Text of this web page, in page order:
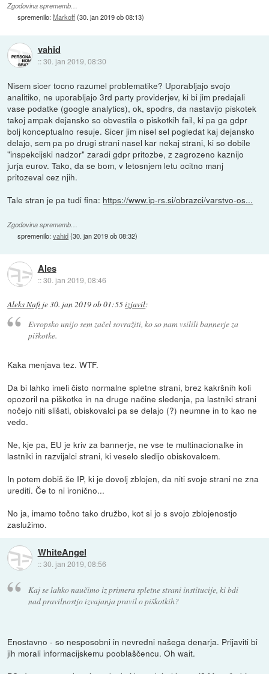
Zgodovina sprememb…
spremenilo:Markoff(30. jan 2019 ob 08:13)
vahid
::30. jan 2019, 08:30
Nisem sicer tocno razumel problematike? Uporabljajo svojo
analitiko, ne uporabljajo 3rd party providerjev, ki bi jim predajali
vase podatke (google analytics), ok, spodrs, da nastavijo piskotek
takoj ampak dejansko so obvestila o piskotkih fail, ki pa ga gdpr
bolj konceptualno resuje. Sicer jim nisel sel pogledat kaj dejansko
delajo, sem pa po drugi strani nasel kar nekaj strani, ki so dobile
"inspekcijski nadzor" zaradi gdpr pritozbe, z zagrozeno kaznijo
jurja eurov. Tako, da se bom, v letosnjem letu ocitno manj
pritozeval cez njih.
Tale stran je pa tudi fina: https://www.ip-rs.si/obrazci/varstvo-os...
Zgodovina sprememb…
spremenilo:vahid(30. jan 2019 ob 08:32)
Ales
::30. jan 2019, 08:46
Aleks Nafi je30. jan 2019 ob 01:55izjavil:
Evropsko unijo sem začel sovražiti, ko so nam vsilili bannerje za
piškotke.
Kaka menjava tez. WTF.
Da bi lahko imeli čisto normalne spletne strani, brez kakršnih koli
opozoril na piškotke in na druge načine sledenja, pa lastniki strani
nočejo niti slišati, obiskovalci pa se delajo (?) neumne in to kao ne
vedo.
Ne, kje pa, EU je kriv za bannerje, ne vse te multinacionalke in
lastniki in razvijalci strani, ki veselo sledijo obiskovalcem.
In potem dobiš še IP, ki je dovolj zblojen, da niti svoje strani ne zna
urediti. Če to ni ironično...
No ja, imamo točno tako družbo, kot si jo s svojo zblojenostjo
zaslužimo.
WhiteAngel
::30. jan 2019, 08:56
Kaj se lahko naučimo iz primera spletne strani institucije, ki bdi
nad pravilnostjo izvajanja pravil o piškotkih?
Enostavno - so nesposobni in nevredni našega denarja. Prijaviti bi
jih morali informacijskemu pooblaščencu. Oh wait.